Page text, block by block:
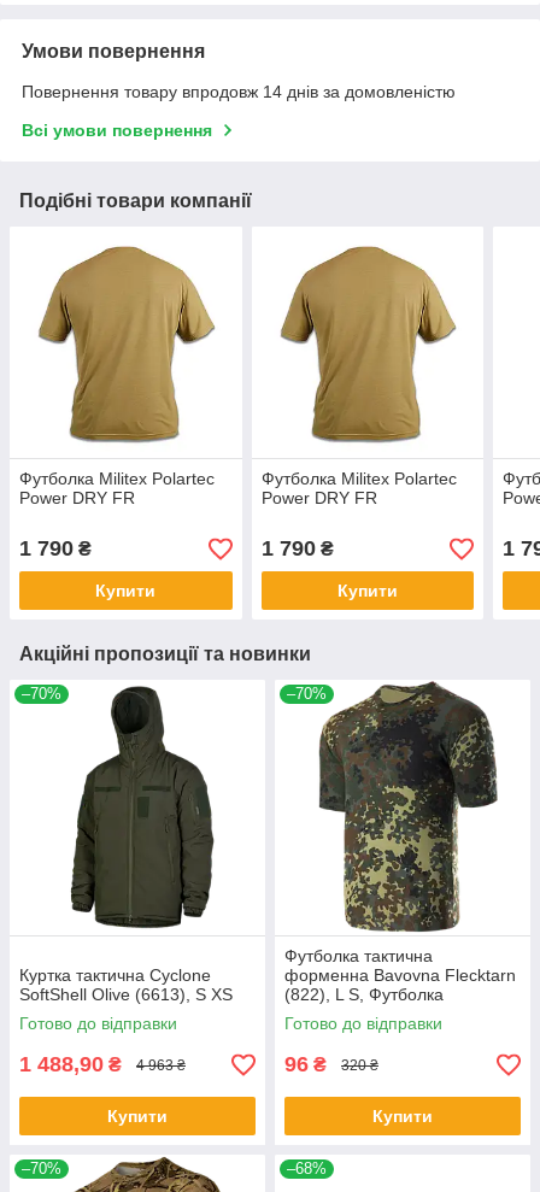
Умови повернення
Повернення товару впродовж 14 днів за домовленістю
Всі умови повернення
Подібні товари компанії
Футболка Militex Polartec
Power DRY FR
1 790 ₴
Купити
Футболка Militex Polartec
Power DRY FR
1 790₴
Купити
1
Акційні пропозиції та новинки
–70%
Куртка тактична Cyclone
SoftShell Olive (6613), S XS
Готово до відправки
1 488,90 ₴ 4 963 ₴
Купити
–70%
Футболка тактична
форменна Bavovna Flecktarn
(822), L S, Футболка
Готово до відправки
96 ₴ 320 ₴
Купити
–70% –68%